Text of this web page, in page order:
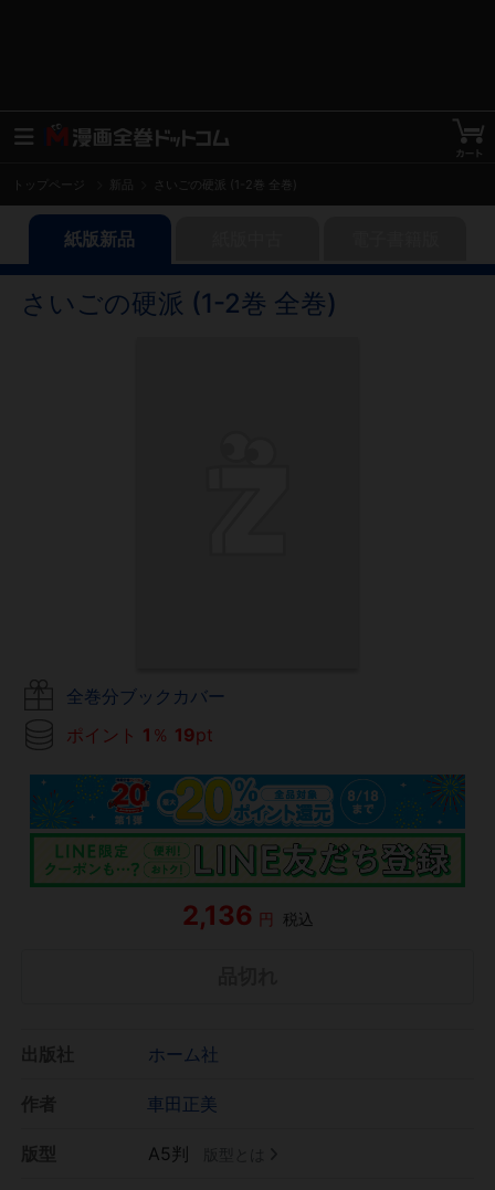
トップページ さいごの硬派 (1-2巻 全巻)
紙版新品
さいごの硬派 (1-2巻 全巻)
全巻分ブックカバー
ポイント 1 ％ 19pt
2,136 円 税込
ホーム社
車田正美
A5判